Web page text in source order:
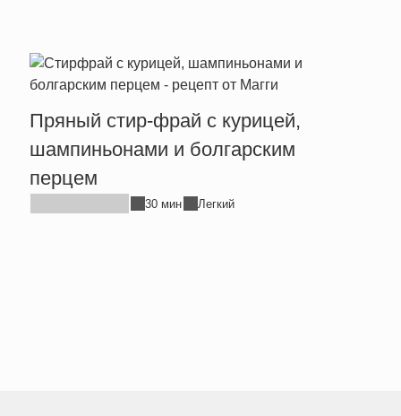
Пряный стир-фрай с курицей,
шампиньонами и болгарским
перцем
30 мин Легкий